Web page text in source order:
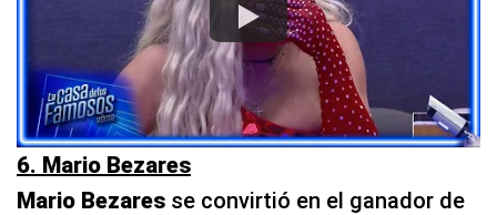
6. Mario Bezares
Mario Bezares se convirtió en el ganador de